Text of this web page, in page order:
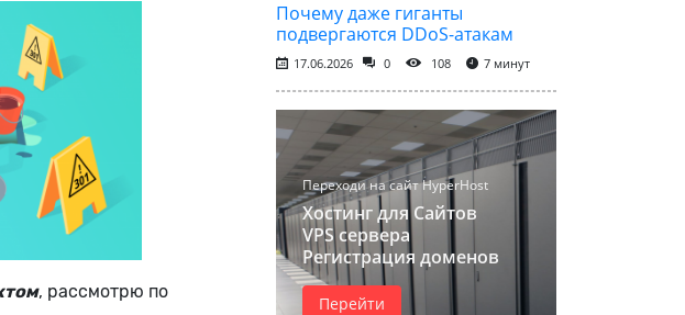
, рассмотрю по
Почему даже гиганты
подвергаются DDoS-атакам
17.06.2026 0 108 7 минут
Переходи на сайт HyperHost
Хостинг для Сайтов
VPS сервера
Регистрация доменов
Перейти